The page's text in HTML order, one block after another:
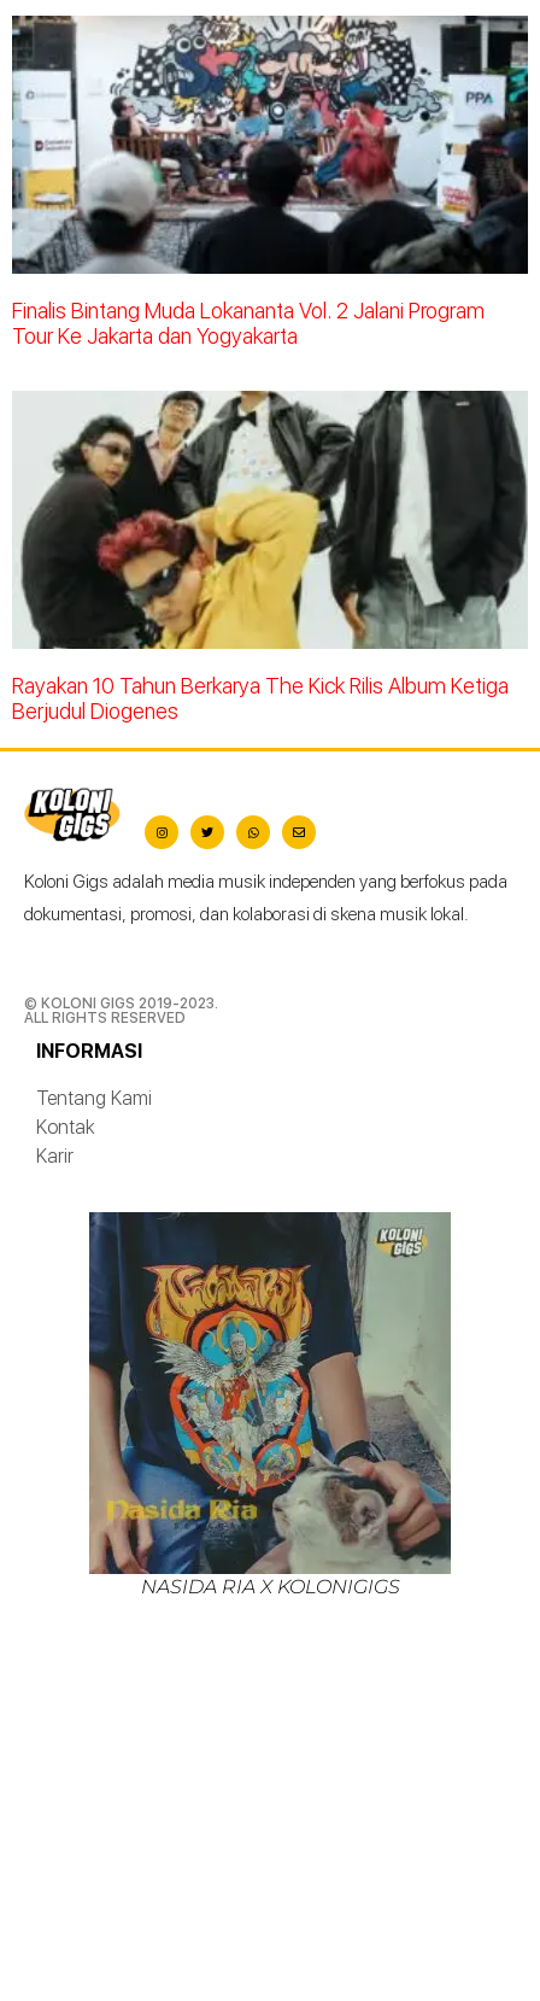
Finalis Bintang Muda Lokananta Vol. 2 Jalani Program
Tour Ke Jakarta dan Yogyakarta
Rayakan 10 Tahun Berkarya The Kick Rilis Album Ketiga
Berjudul Diogenes
Koloni Gigs adalah media musik independen yang berfokus pada
dokumentasi, promosi, dan kolaborasi di skena musik lokal.
© KOLONI GIGS 2019-2023.
ALL RIGHTS RESERVED
INFORMASI
Tentang Kami
Kontak
Karir
NASIDA RIA X KOLONIGIGS